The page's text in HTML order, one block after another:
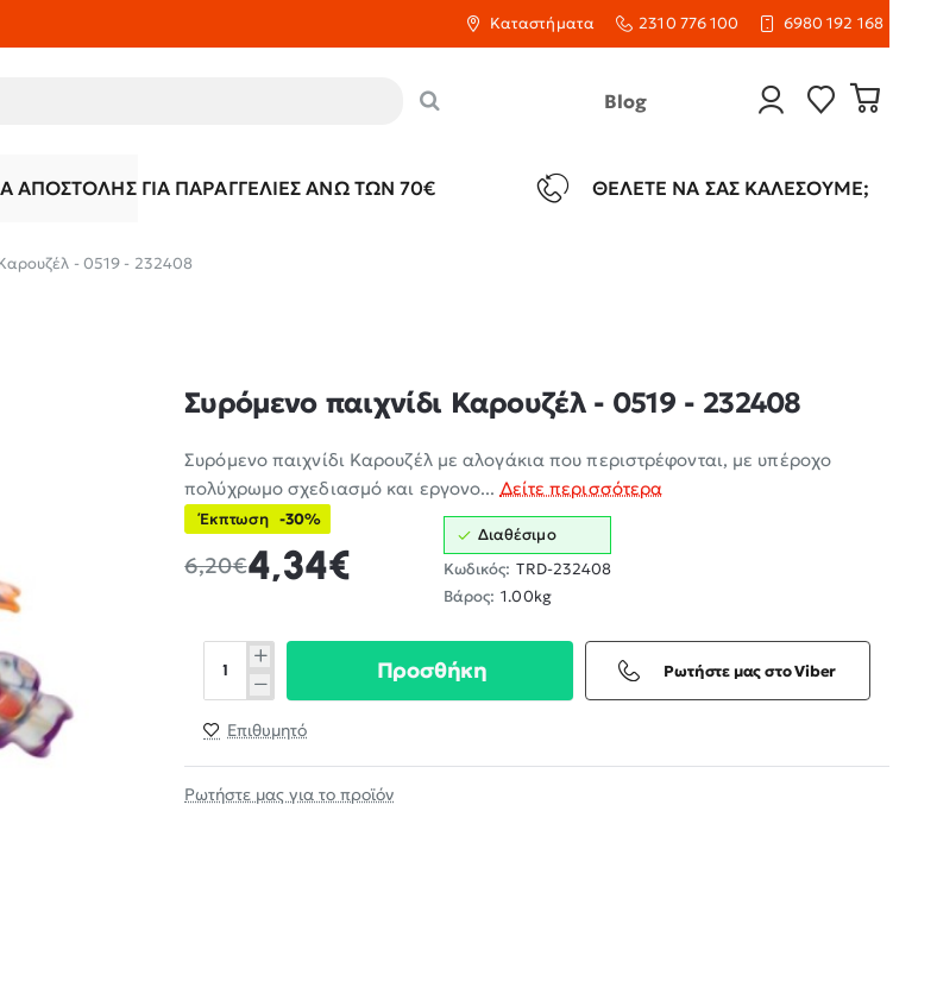
Καταστήματα 2310 776 100 6980 192 168
Blog
ΑΠΟΣΤΟΛΉΣ ΓΙΑ ΠΑΡΑΓΓΕΛΊΕΣ ΆΝΩ ΤΩΝ 70€ ΘΈΛΕΤΕ ΝΑ ΣΑΣ ΚΑΛΈΣΟΥΜΕ;
- 0519 - 232408
Συρόμενο παιχνίδι Καρουζέλ - 0519 - 232408
Συρόμενο παιχνίδι Καρουζέλ με αλογάκια που περιστρέφονται, με υπέροχο
πολύχρωμο σχεδιασμό και εργονο... Δείτε περισσότερα
Έκπτωση -30%
4,34€
6,20€
Διαθέσιμο
Κωδικός: TRD-232408
Βάρος: 1.00kg
Προσθήκη Ρωτήστε μας στο Viber
Επιθυμητό
Ρωτήστε μας για το προϊόν